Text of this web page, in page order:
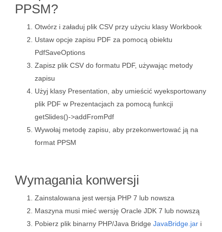
PPSM?
Otwórz i załaduj plik CSV przy użyciu klasy Workbook
Ustaw opcje zapisu PDF za pomocą obiektu
PdfSaveOptions
Zapisz plik CSV do formatu PDF, używając metody
zapisu
Użyj klasy Presentation, aby umieścić wyeksportowany
plik PDF w Prezentacjach za pomocą funkcji
getSlides()->addFromPdf
Wywołaj metodę zapisu, aby przekonwertować ją na
format PPSM
Wymagania konwersji
Zainstalowana jest wersja PHP 7 lub nowsza
Maszyna musi mieć wersję Oracle JDK 7 lub nowszą
Pobierz plik binarny PHP/Java Bridge JavaBridge.jar i